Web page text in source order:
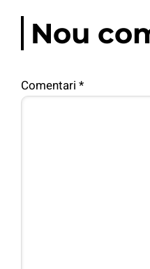
Nou
Comentari *